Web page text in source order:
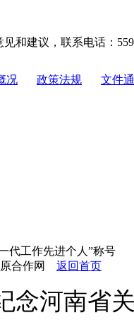
和建议，联系电话：
况 政策法规 文件
代工作先进个人”称号
原合作网 返回首页
河南省关